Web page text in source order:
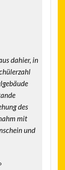
dahier, in
des
mit
und